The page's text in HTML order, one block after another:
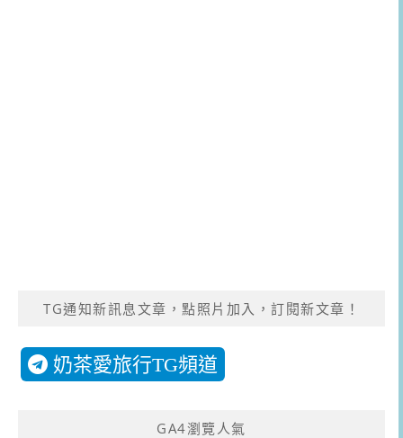
TG通知新訊息文章，點照片加入，訂閱新文章！
奶茶愛旅行TG頻道
GA4瀏覽人氣